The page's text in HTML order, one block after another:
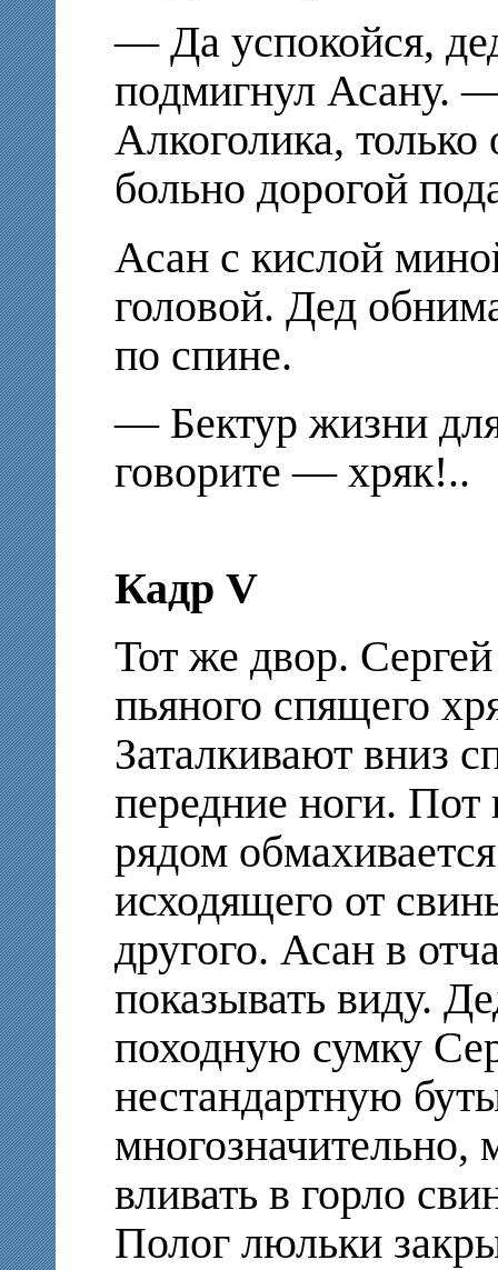
— Да успокойся,
подмигнул Асану.
Алкоголика, только
больно дорогой
Асан с кислой
головой. Дед
по спине.
— Бектур жизни
говорите — хряк!..
Кадр V
Тот же двор.
пьяного спящего
Заталкивают вниз
передние ноги. Пот
рядом
исходящего от
другого. Асан в
показывать виду.
походную сумку
нестандартную
многозначительно,
вливать в горло
Полог люльки